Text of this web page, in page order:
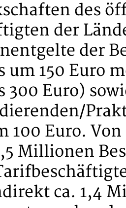
des
der
der
um 150 Euro
300 Euro)
100 Euro.
Millionen
ca. 1,4